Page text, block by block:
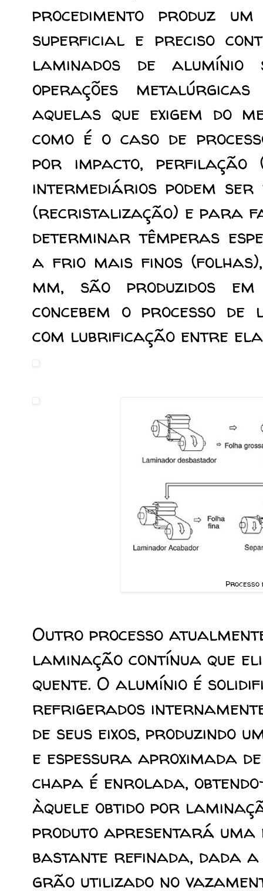
procedimento produz
superficial e preciso
laminados de
operações
aquelas que exigem do
como é o caso de
por impacto, perfilação
intermediários podem
(recristalização) e para
determinar têmperas
a frio mais finos
mm, são produzidos
concebem o processo
com lubrificação entre
Processo
Outro processo
laminação contínua que
quente. O alumínio é
refrigerados
de seus eixos, produzindo
e espessura aproximada
chapa é enrolada,
àquele obtido por
produto apresentará
bastante refinada, dada
grão utilizado no